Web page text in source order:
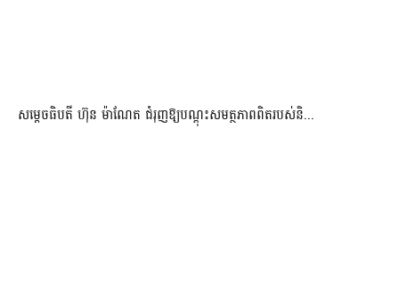
សម្តេចធិបតី ហ៊ុន ម៉ាណែត ជំរុញឱ្យបណ្តុះសមត្ថភាពពិតរបស់និ...